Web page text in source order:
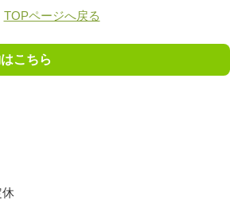
お客様からのお問い合わせ時に、お
、電話番号等の個人情報をご登録い
すが、これらの個人情報はご提供い
は、当社からのご連絡や業務のご案
答として、電子メールや資料のご送
開示・提供の禁止
TOPページへ戻る
こちら
休